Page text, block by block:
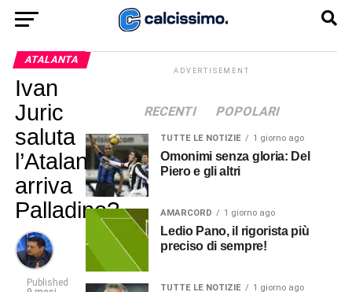
ATALANTA
Ivan
Juric
saluta
l’Atalanta,
arriva
Palladino?
Published
ADVERTISEMENT
RECENTI POPOLARI
TUTTE LE NOTIZIE 1 giorno ago
Omonimi senza gloria: Del
Piero e gli altri
AMARCORD 1 giorno ago
Ledio Pano, il rigorista più
preciso di sempre!
TUTTE LE NOTIZIE 1 giorno ago